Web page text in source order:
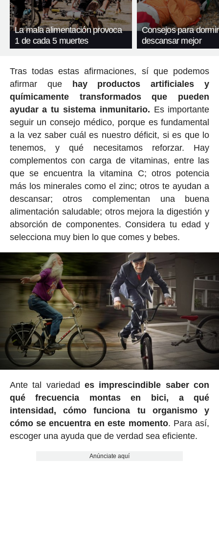
La mala alimentación provoca
1 de cada 5 muertes
Consejos para
descansar mejor
Tras todas estas afirmaciones, sí que podemos
afirmar que
hay productos artificiales y
químicamente transformados que pueden
ayudar a tu sistema inmunitario. Es importante
seguir un consejo médico, porque es fundamental
a la vez saber cuál es nuestro déficit, si es que lo
tenemos, y qué necesitamos reforzar. Hay
complementos con carga de vitaminas, entre las
que se encuentra la vitamina C; otros potencia
más los minerales como el zinc; otros te ayudan a
descansar; otros complementan una buena
alimentación saludable; otros mejora la digestión y
absorción de componentes. Considera tu edad y
selecciona muy bien lo que comes y bebes.
Ante tal variedad es imprescindible saber con
qué frecuencia montas en bici, a qué
intensidad, cómo funciona tu organismo y
cómo se encuentra en este momento. Para así,
escoger una ayuda que de verdad sea eficiente.
Anúnciate aquí